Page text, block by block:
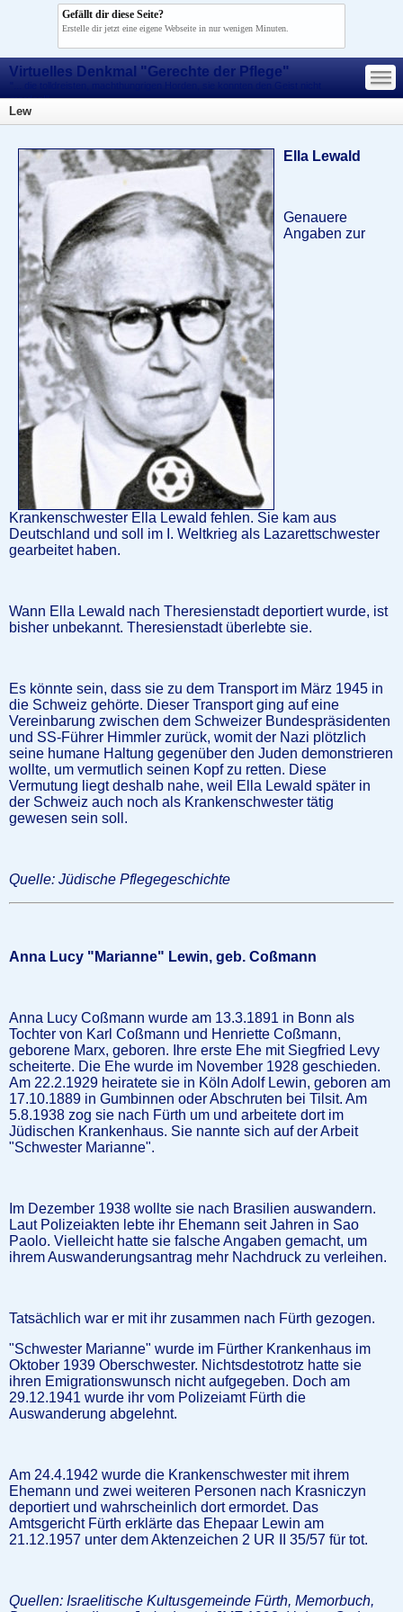
Gefällt dir diese Seite?
Erstelle dir jetzt eine eigene Webseite in nur wenigen Minuten.
Virtuelles Denkmal "Gerechte der Pflege"
morden!"
—
—
—
Lew
Ella Lewald
Genauere
Angaben zur
Krankenschwester Ella Lewald fehlen. Sie kam aus
Deutschland und soll im I. Weltkrieg als Lazarettschwester
gearbeitet haben.
Wann Ella Lewald nach Theresienstadt deportiert wurde, ist
bisher unbekannt. Theresienstadt überlebte sie.
Es könnte sein, dass sie zu dem Transport im März 1945 in
die Schweiz gehörte. Dieser Transport ging auf eine
Vereinbarung zwischen dem Schweizer Bundespräsidenten
und SS-Führer Himmler zurück, womit der Nazi plötzlich
seine humane Haltung gegenüber den Juden demonstrieren
wollte, um vermutlich seinen Kopf zu retten. Diese
Vermutung liegt deshalb nahe, weil Ella Lewald später in
der Schweiz auch noch als Krankenschwester tätig
gewesen sein soll.
Quelle: Jüdische Pflegegeschichte
Anna Lucy "Marianne" Lewin, geb. Coßmann
Anna Lucy Coßmann wurde am 13.3.1891 in Bonn als
Tochter von Karl Coßmann und Henriette Coßmann,
geborene Marx, geboren. Ihre erste Ehe mit Siegfried Levy
scheiterte. Die Ehe wurde im November 1928 geschieden.
Am 22.2.1929 heiratete sie in Köln Adolf Lewin, geboren am
17.10.1889 in Gumbinnen oder Abschruten bei Tilsit. Am
5.8.1938 zog sie nach Fürth um und arbeitete dort im
Jüdischen Krankenhaus. Sie nannte sich auf der Arbeit
"Schwester Marianne".
Im Dezember 1938 wollte sie nach Brasilien auswandern.
Laut Polizeiakten lebte ihr Ehemann seit Jahren in Sao
Paolo. Vielleicht hatte sie falsche Angaben gemacht, um
ihrem Auswanderungsantrag mehr Nachdruck zu verleihen.
Tatsächlich war er mit ihr zusammen nach Fürth gezogen.
"Schwester Marianne" wurde im Fürther Krankenhaus im
Oktober 1939 Oberschwester. Nichtsdestotrotz hatte sie
ihren Emigrationswunsch nicht aufgegeben. Doch am
29.12.1941 wurde ihr vom Polizeiamt Fürth die
Auswanderung abgelehnt.
Am 24.4.1942 wurde die Krankenschwester mit ihrem
Ehemann und zwei weiteren Personen nach Krasniczyn
deportiert und wahrscheinlich dort ermordet. Das
Amtsgericht Fürth erklärte das Ehepaar Lewin am
21.12.1957 unter dem Aktenzeichen 2 UR II 35/57 für tot.
Quellen: Israelitische Kultusgemeinde Fürth, Memorbuch,